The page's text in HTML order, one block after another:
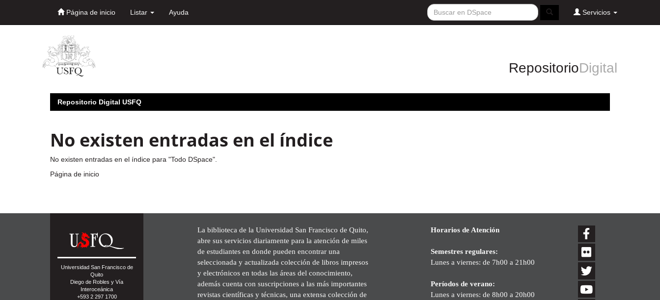
Página de inicio Listar Ayuda Servicios
RepositorioDigital
Repositorio Digital USFQ
No existen entradas en el índice
No existen entradas en el índice para "Todo DSpace".
Página de inicio
Universidad San Francisco de
Quito
Diego de Robles y Vía
Interoceánica
+593 2 297 1700
La biblioteca de la Universidad San Francisco de Quito,
abre sus servicios diariamente para la atención de miles
de estudiantes en donde pueden encontrar una
seleccionada y actualizada colección de libros impresos
y electrónicos en todas las áreas del conocimiento,
además cuenta con suscripciones a las más importantes
revistas científicas y técnicas, una extensa colección de
Horarios de Atención
Semestres regulares:
Lunes a viernes: de 7h00 a 21h00
Períodos de verano:
Lunes a viernes: de 8h00 a 20h00